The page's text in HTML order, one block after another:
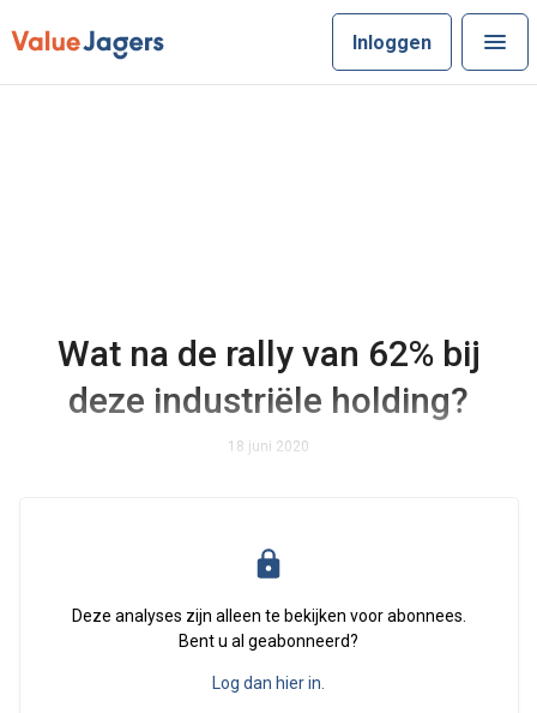
Inloggen
Wat na de rally van 62% bij
deze industriële holding?
18 juni 2020
Deze analyses zijn alleen te bekijken voor abonnees.
Bent u al geabonneerd?
Log dan hier in.